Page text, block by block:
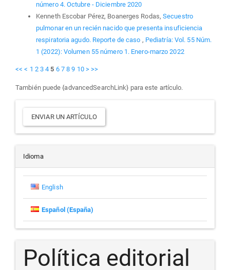
número 4. Octubre - Diciembre 2020
Kenneth Escobar Pérez, Boanerges Rodas,Secuestro
pulmonar en un recién nacido que presenta insuficiencia
respiratoria agudo. Reporte de caso , Pediatría: Vol. 55 Núm.
1 (2022): Volumen 55 número 1. Enero-marzo 2022
<< < 1 2 3 4 5 6 7 8 9 10 > >>
También puede {advancedSearchLink} para este artículo.
Enviar
un
artículo
ENVIAR UN ARTÍCULO
Idioma
English
Español (España)
Política editorial